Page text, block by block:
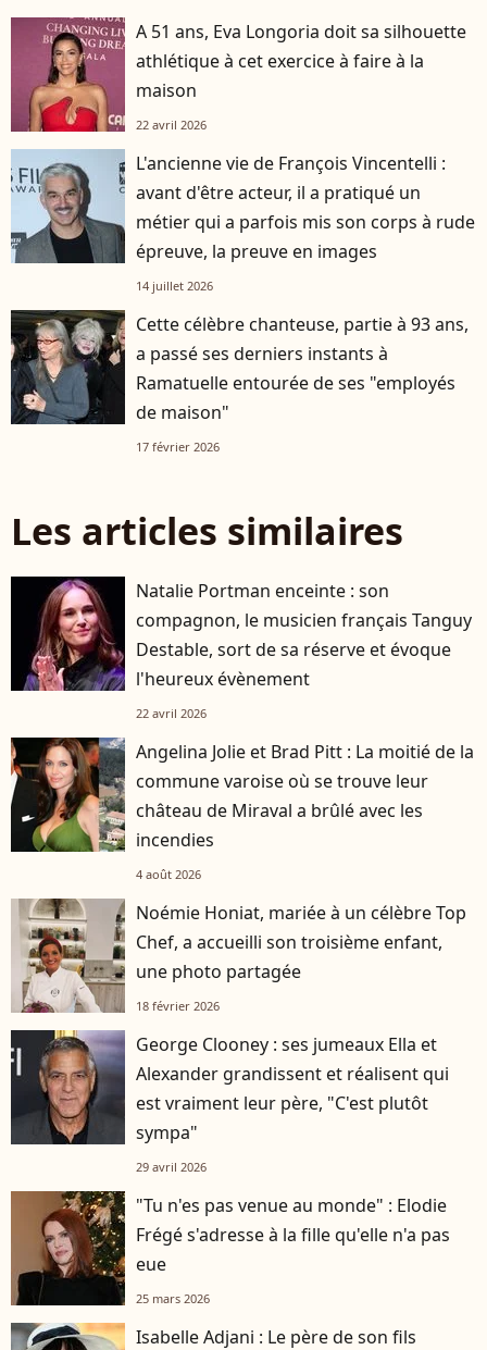
A 51 ans, Eva Longoria doit sa silhouette
athlétique à cet exercice à faire à la
maison
22 avril 2026
L'ancienne vie de François Vincentelli :
avant d'être acteur, il a pratiqué un
métier qui a parfois mis son corps à rude
épreuve, la preuve en images
14 juillet 2026
Cette célèbre chanteuse, partie à 93 ans,
a passé ses derniers instants à
Ramatuelle entourée de ses "employés
de maison"
17 février 2026
Les articles similaires
Natalie Portman enceinte : son
compagnon, le musicien français Tanguy
Destable, sort de sa réserve et évoque
l'heureux évènement
22 avril 2026
Angelina Jolie et Brad Pitt : La moitié de la
commune varoise où se trouve leur
château de Miraval a brûlé avec les
incendies
4 août 2026
Noémie Honiat, mariée à un célèbre Top
Chef, a accueilli son troisième enfant,
une photo partagée
18 février 2026
George Clooney : ses jumeaux Ella et
Alexander grandissent et réalisent qui
est vraiment leur père, "C'est plutôt
sympa"
29 avril 2026
"Tu n'es pas venue au monde" : Elodie
Frégé s'adresse à la fille qu'elle n'a pas
eue
25 mars 2026
Isabelle Adjani : Le père de son fils